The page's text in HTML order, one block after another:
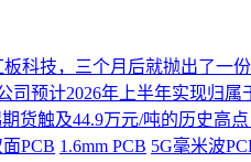
科技，三个月后就抛出了一
司预计2026年上半年实现归
货触及44.9万元/吨的历史高
PCB 1.6mm PCB 5G毫米波